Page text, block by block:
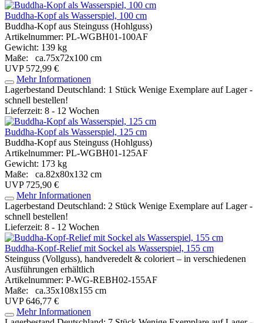
Buddha-Kopf als Wasserspiel, 100 cm
Buddha-Kopf aus Steinguss (Hohlguss)
Artikelnummer: PL-WGBH01-100AF
Gewicht: 139 kg
Maße: ca.75x72x100 cm
UVP 572,99 €
Mehr Informationen
Lagerbestand Deutschland: 1 Stück Wenige Exemplare auf Lager -
schnell bestellen!
Lieferzeit: 8 - 12 Wochen
Buddha-Kopf als Wasserspiel, 125 cm
Buddha-Kopf aus Steinguss (Hohlguss)
Artikelnummer: PL-WGBH01-125AF
Gewicht: 173 kg
Maße: ca.82x80x132 cm
UVP 725,90 €
Mehr Informationen
Lagerbestand Deutschland: 2 Stück Wenige Exemplare auf Lager -
schnell bestellen!
Lieferzeit: 8 - 12 Wochen
Buddha-Kopf-Relief mit Sockel als Wasserspiel, 155 cm
Steinguss (Vollguss), handveredelt & coloriert – in verschiedenen
Ausführungen erhältlich
Artikelnummer: P-WG-REBH02-155AF
Maße: ca.35x108x155 cm
UVP 646,77 €
Mehr Informationen